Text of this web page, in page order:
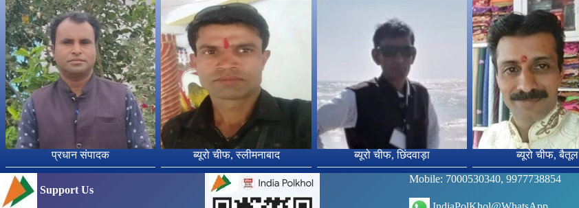
प्रधान संपादक ब्यूरो चीफ, स्लीमनाबाद ब्यूरो चीफ, छिंदवाड़ा ब्यूरो चीफ, बैतूल
Support Us
Mobile: 7000530340, 9977738854